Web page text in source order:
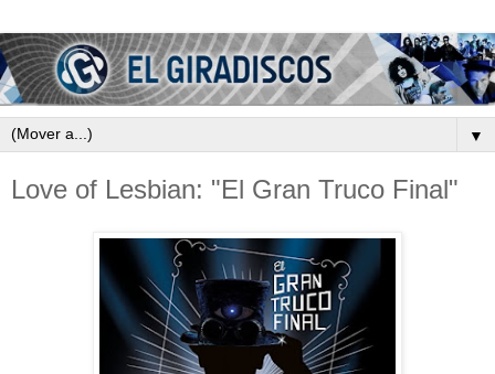
▼
Love of Lesbian: "El Gran Truco Final"